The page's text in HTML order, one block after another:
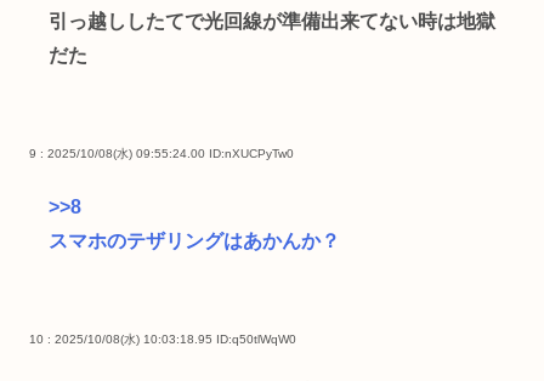
引っ越ししたてで光回線が準備出来てない時は地獄
だた
9 : 2025/10/08(水) 09:55:24.00 ID:nXUCPyTw0
>>8
スマホのテザリングはあかんか？
10 : 2025/10/08(水) 10:03:18.95 ID:q50tlWqW0